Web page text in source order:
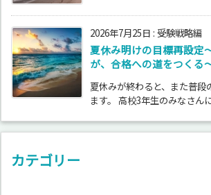
2026年7月25日 : 受験戦略編
夏休み明けの目標再設定
が、合格への道をつくる
夏休みが終わると、また普段
ます。 高校3年生のみなさん
カテゴリー